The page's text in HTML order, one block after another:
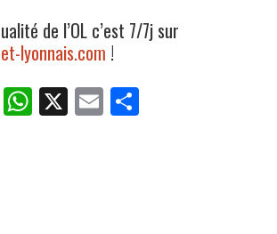
de l’OL c’est 7/7j sur
lyonnais.com !
W
ha
X E
m
Pa
rt